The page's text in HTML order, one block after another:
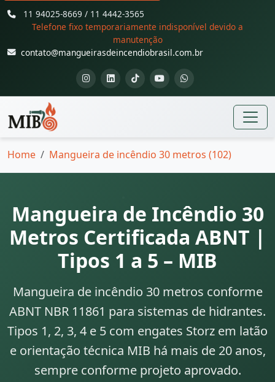
11 94025-8669 / 11 4442-3565
Telefone fixo temporariamente indisponível devido a
manutenção
contato@mangueirasdeincendiobrasil.com.br
Home Mangueira de incêndio 30 metros (102)
Mangueira de Incêndio 30
Metros Certificada ABNT |
Tipos 1 a 5 – MIB
Mangueira de incêndio 30 metros conforme
ABNT NBR 11861 para sistemas de hidrantes.
Tipos 1, 2, 3, 4 e 5 com engates Storz em latão
e orientação técnica MIB há mais de 20 anos,
sempre conforme projeto aprovado.